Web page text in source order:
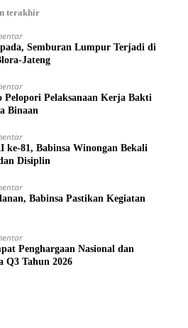
terakhir
Semburan Lumpur Terjadi di
Jateng
Pelopori Pelaksanaan Kerja Bakti
Binaan
ke-81, Babinsa Winongan Bekali
Disiplin
Babinsa Pastikan Kegiatan
Penghargaan Nasional dan
Q3 Tahun 2026